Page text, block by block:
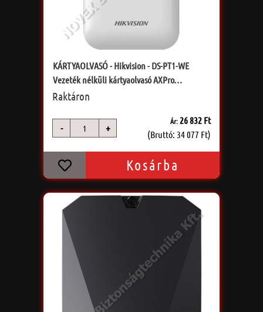
KÁRTYAOLVASÓ - Hikvision - DS-PT1-WE
Vezeték nélküli kártyaolvasó AXPro
központokhoz; Mifare; 868 MH
Raktáron
- +
Ár:26 832 Ft
(Bruttó: 34 077 Ft)
Kosárba